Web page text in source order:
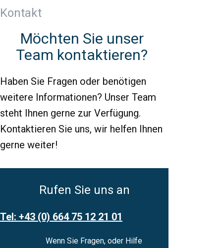
Kontakt
Möchten Sie unser
Team kontaktieren?
Haben Sie Fragen oder benötigen
weitere Informationen? Unser Team
steht Ihnen gerne zur Verfügung.
Kontaktieren Sie uns, wir helfen Ihnen
gerne weiter!
Rufen Sie uns an
Tel: ​+43 (0) 664 75 12 21 01
Wenn Sie Fragen, oder Hilfe